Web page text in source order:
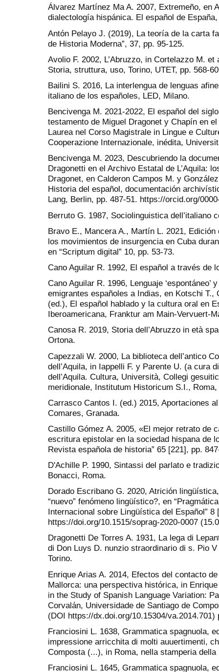
Álvarez Martínez Ma A. 2007, Extremeño, en
dialectología hispánica. El español de
Antón Pelayo J. (2019), La teoría de la carta
de Historia Moderna”, 37, pp. 95-125.
Avolio F. 2002, L’Abruzzo, in Cortelazzo M.
Storia, struttura, uso, Torino, UTET, pp. 568-
Bailini S. 2016, La interlengua de lenguas
italiano de los españoles, LED, Milano.
Bencivenga M. 2021-2022, El español del
testamento de Miguel Dragonet y Chapín en
Laurea nel Corso Magistrale in Lingue e
Cooperazione Internazionale, inédita,
Bencivenga M. 2023, Descubriendo la
Dragonetti en el Archivo Estatal de L’Aquila:
Dragonet, en Calderon Campos M. y
Historia del español, documentación
Lang, Berlin, pp. 487-51. https://orcid.org/
Berruto G. 1987, Sociolinguistica dell’italiano
Bravo E., Mancera A., Martín L. 2021,
los movimientos de insurgencia en Cuba
en “Scriptum digital” 10, pp. 53-73.
Cano Aguilar R. 1992, El español a través de
Cano Aguilar R. 1996, Lenguaje
emigrantes españoles a Indias, en Kotschi
(ed.), El español hablado y la cultura oral en
Iberoamericana, Franktur am Main-Vervuert-
Canosa R. 2019, Storia dell’Abruzzo in età
Ortona.
Capezzali W. 2000, La biblioteca dell’antico
dell’Aquila, in Iappelli F. y Parente U. (a cura
dell’Aquila. Cultura, Università, Collegi
meridionale, Institutum Historicum S.I., Roma,
Carrasco Cantos I. (ed.) 2015, Aportaciones
Comares, Granada.
Castillo Gómez A. 2005, «El mejor retrato de
escritura epistolar en la sociedad hispana de
Revista española de historia” 65 [221], pp.
D'Achille P. 1990, Sintassi del parlato e
Bonacci, Roma.
Dorado Escribano G. 2020, Atrición
“nuevo” fenómeno lingüístico?, en
Internacional sobre Lingüística del Español” 8
https://doi.org/10.1515/soprag-2020-0007
Dragonetti De Torres A. 1931, La lega di
di Don Luys D. nunzio straordinario di s. Pio
Torino.
Enrique Arias A. 2014, Efectos del contacto
Mallorca: una perspectiva histórica, in
in the Study of Spanish Language Variation:
Corvalán, Universidade de Santiago de
(DOI https://dx.doi.org/10.15304/va.2014.701)
Franciosini L. 1638, Grammatica spagnuola,
impressione arricchita di molti auuertimenti,
Composta (...), in Roma, nella stamperia della
Franciosini L. 1645, Grammatica spagnuola,